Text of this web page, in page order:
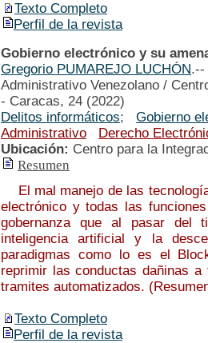
Texto Completo
Perfil de la revista
Gobierno electrónico y su
Gregorio PUMAREJO LUCHÓN.--
Administrativo Venezolano /
- Caracas, 24 (2022)
Delitos informáticos; Gobierno
Administrativo
Derecho
Ubicación: Centro para la
Resumen
El mal manejo de las
electrónico y todas las
gobernanza que al pasar del
inteligencia artificial y la
paradigmas como lo es el
reprimir las conductas dañinas
tramites automatizados.
Texto Completo
Perfil de la revista